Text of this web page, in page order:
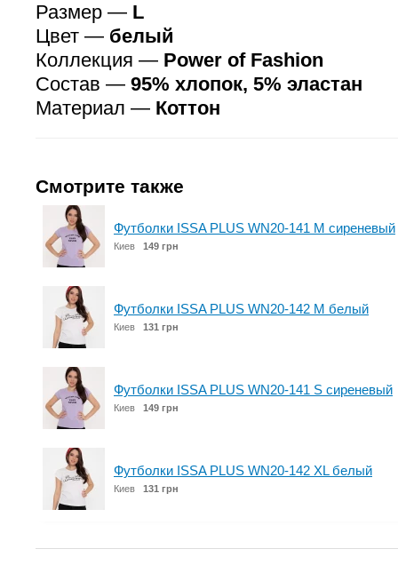
Размер — L
Цвет — белый
Коллекция — Power of Fashion
Состав — 95% хлопок, 5% эластан
Материал — Коттон
Смотрите также
Футболки ISSA PLUS WN20-141 M сиреневый
Киев 149 грн
Футболки ISSA PLUS WN20-142 M белый
Киев 131 грн
Футболки ISSA PLUS WN20-141 S сиреневый
Киев 149 грн
Футболки ISSA PLUS WN20-142 XL белый
Киев 131 грн